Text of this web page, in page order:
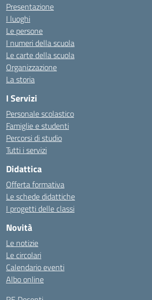
Presentazione
I luoghi
Le persone
I numeri della scuola
Le carte della scuola
Organizzazione
La storia
I Servizi
Personale scolastico
Famiglie e studenti
Percorsi di studio
Tutti i servizi
Didattica
Offerta formativa
Le schede didattiche
I progetti delle classi
Novità
Le notizie
Le circolari
Calendario eventi
Albo online